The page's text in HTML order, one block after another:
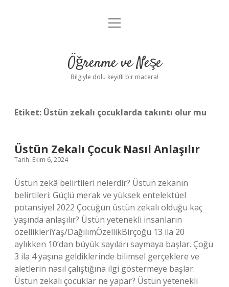
Anasayfa
Yasal Uyarı
menüyü
Öğrenme ve Neşe
Bilgiyle dolu keyifli bir macera!
Etiket: Üstün zekalı çocuklarda takıntı olur mu
Üstün Zekalı Çocuk Nasıl Anlaşılır
Tarih: Ekim 6, 2024
Üstün zekâ belirtileri nelerdir? Üstün zekanın
belirtileri: Güçlü merak ve yüksek entelektüel
potansiyel 2022 Çocuğun üstün zekalı olduğu kaç
yaşında anlaşılır? Üstün yetenekli insanların
özellikleriYaş/DağılımÖzellikBirçoğu 13 ila 20
aylıkken 10’dan büyük sayıları saymaya başlar. Çoğu
3 ila 4 yaşına geldiklerinde bilimsel gerçeklere ve
aletlerin nasıl çalıştığına ilgi göstermeye başlar.
Üstün zekalı çocuklar ne yapar? Üstün yetenekli